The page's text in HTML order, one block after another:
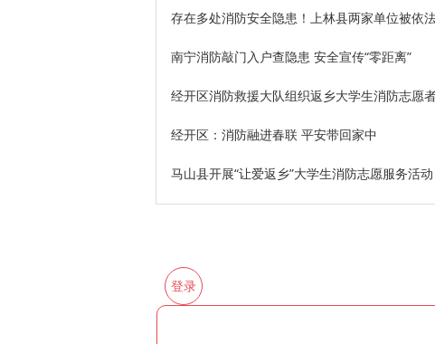
存在多处消防安全隐患！上林县两家单位被依
南宁消防敲门入户查隐患 安全宣传“零距离”
经开区消防救援大队组织返乡大学生消防志愿
经开区：消防融进春联 平安带回家中
马山县开展“让爱返乡”大学生消防志愿服务活动
登录